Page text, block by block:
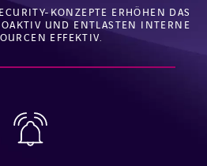
KONZEPTE ERHÖHEN DAS
UND ENTLASTEN INTERNE
EFFEKTIV.